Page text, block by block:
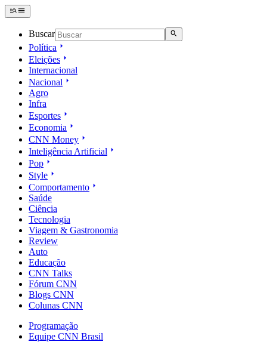
Buscar
Política
Eleições
Internacional
Nacional
Agro
Infra
Esportes
Economia
CNN Money
Inteligência Artificial
Pop
Style
Comportamento
Saúde
Ciência
Tecnologia
Viagem & Gastronomia
Review
Auto
Educação
CNN Talks
Fórum CNN
Blogs CNN
Colunas CNN
Programação
Equipe CNN Brasil